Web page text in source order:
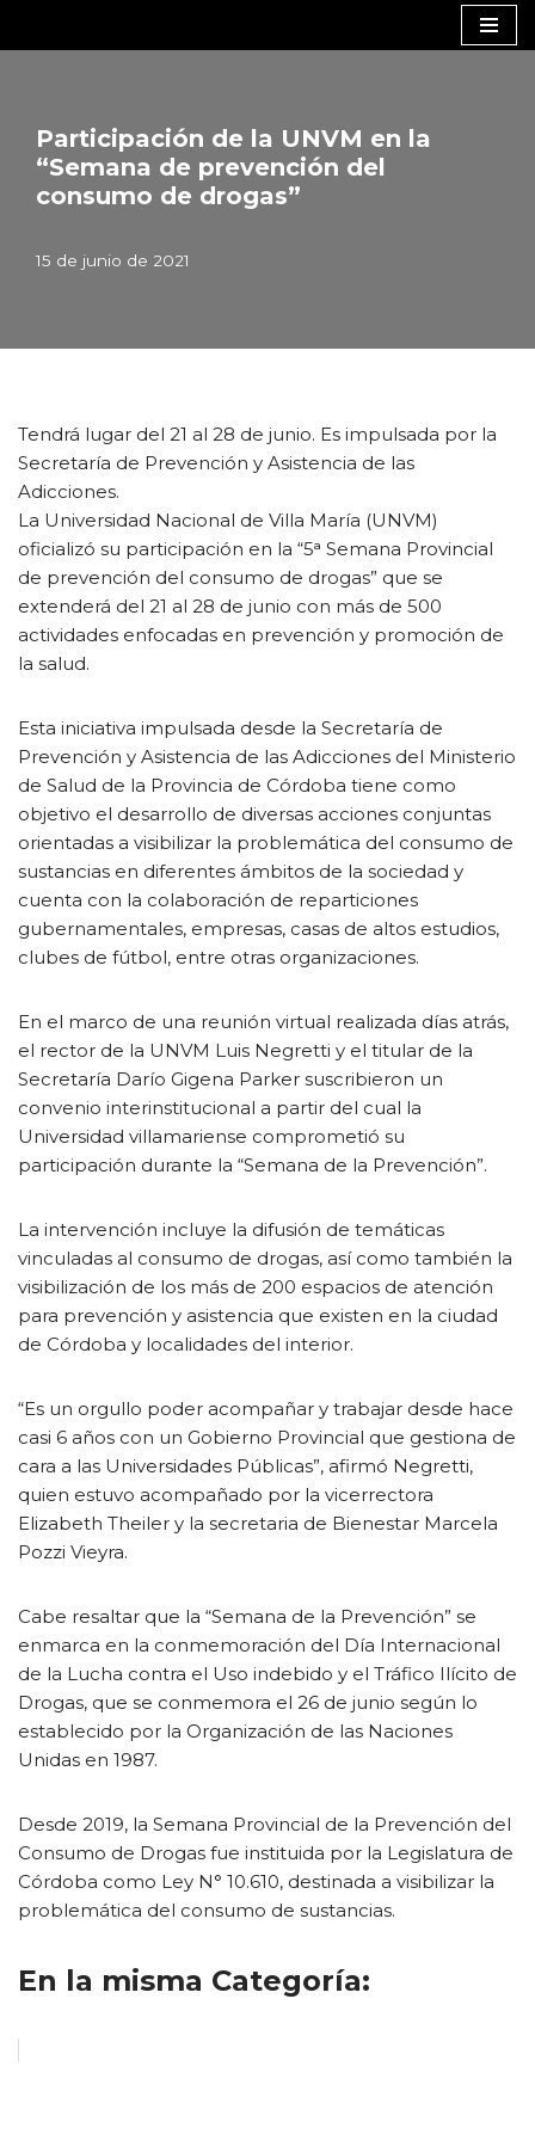
Participación de la UNVM en la
“Semana de prevención del
consumo de drogas”
15 de junio de 2021
Tendrá lugar del 21 al 28 de junio. Es impulsada por la
Secretaría de Prevención y Asistencia de las
Adicciones.
La Universidad Nacional de Villa María (UNVM)
oficializó su participación en la “5ᵃ Semana Provincial
de prevención del consumo de drogas” que se
extenderá del 21 al 28 de junio con más de 500
actividades enfocadas en prevención y promoción de
la salud.
Esta iniciativa impulsada desde la Secretaría de
Prevención y Asistencia de las Adicciones del Ministerio
de Salud de la Provincia de Córdoba tiene como
objetivo el desarrollo de diversas acciones conjuntas
orientadas a visibilizar la problemática del consumo de
sustancias en diferentes ámbitos de la sociedad y
cuenta con la colaboración de reparticiones
gubernamentales, empresas, casas de altos estudios,
clubes de fútbol, entre otras organizaciones.
En el marco de una reunión virtual realizada días atrás,
el rector de la UNVM Luis Negretti y el titular de la
Secretaría Darío Gigena Parker suscribieron un
convenio interinstitucional a partir del cual la
Universidad villamariense comprometió su
participación durante la “Semana de la Prevención”.
La intervención incluye la difusión de temáticas
vinculadas al consumo de drogas, así como también la
visibilización de los más de 200 espacios de atención
para prevención y asistencia que existen en la ciudad
de Córdoba y localidades del interior.
“Es un orgullo poder acompañar y trabajar desde hace
casi 6 años con un Gobierno Provincial que gestiona de
cara a las Universidades Públicas”, afirmó Negretti,
quien estuvo acompañado por la vicerrectora
Elizabeth Theiler y la secretaria de Bienestar Marcela
Pozzi Vieyra.
Cabe resaltar que la “Semana de la Prevención” se
enmarca en la conmemoración del Día Internacional
de la Lucha contra el Uso indebido y el Tráfico Ilícito de
Drogas, que se conmemora el 26 de junio según lo
establecido por la Organización de las Naciones
Unidas en 1987.
Desde 2019, la Semana Provincial de la Prevención del
Consumo de Drogas fue instituida por la Legislatura de
Córdoba como Ley N° 10.610, destinada a visibilizar la
problemática del consumo de sustancias.
En la misma Categoría: